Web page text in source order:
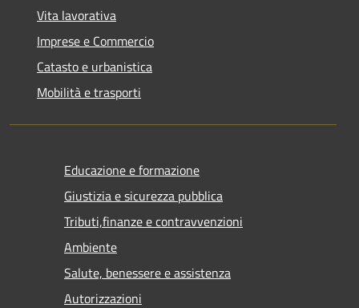
Vita lavorativa
Imprese e Commercio
Catasto e urbanistica
Mobilità e trasporti
Educazione e formazione
Giustizia e sicurezza pubblica
Tributi,finanze e contravvenzioni
Ambiente
Salute, benessere e assistenza
Autorizzazioni